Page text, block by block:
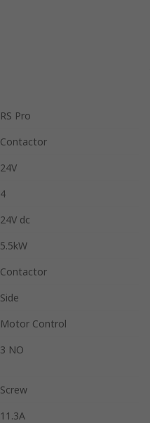
RS Pro
Contactor
24V
4
24V dc
5.5kW
Contactor
Side
Motor Control
3 NO
Screw
11.3A